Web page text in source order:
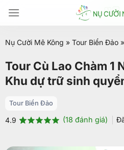
đến
dung
Nụ Cười Mê Kông » Tour Biển Đảo »
Tour Cù Lao Chàm 1
Khu dự trữ sinh
Tour Biển Đảo
4.9 (18 đánh giá)